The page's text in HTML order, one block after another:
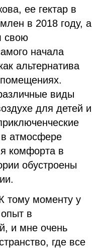
ее гектар в
в 2018 году, а
свою
начала
альтернатива
виды
для детей и
атмосфере
комфорта в
обустроены
тому моменту у
в
и мне очень
где все